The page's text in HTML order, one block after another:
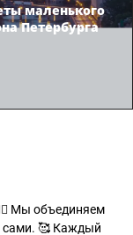
маленького
Петербурга
Мы объединяем
сами. 🥰 Каждый